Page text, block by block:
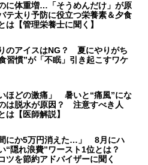
に体重増…「そうめんだけ」が原
太り予防に役立つ栄養素＆夕食
は【管理栄養士に聞く】
のアイスはNG？ 夏にやりがち
習慣”が「不眠」引き起こすワケ
いほどの激痛」 暑いと“痛風”にな
は脱水が原因？ 注意すべき人
は【医師解説】
間にか5万円消えた…」 8月にハ
“隠れ浪費”ワースト1位とは？
ツを節約アドバイザーに聞く